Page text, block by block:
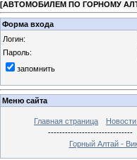
[АВТОМОБИЛЕМ ПО ГОРНОМУ
Форма входа
Логин:
Пароль:
запомнить
Меню сайта
Главная страница
------------------------------
Горный Алтай -